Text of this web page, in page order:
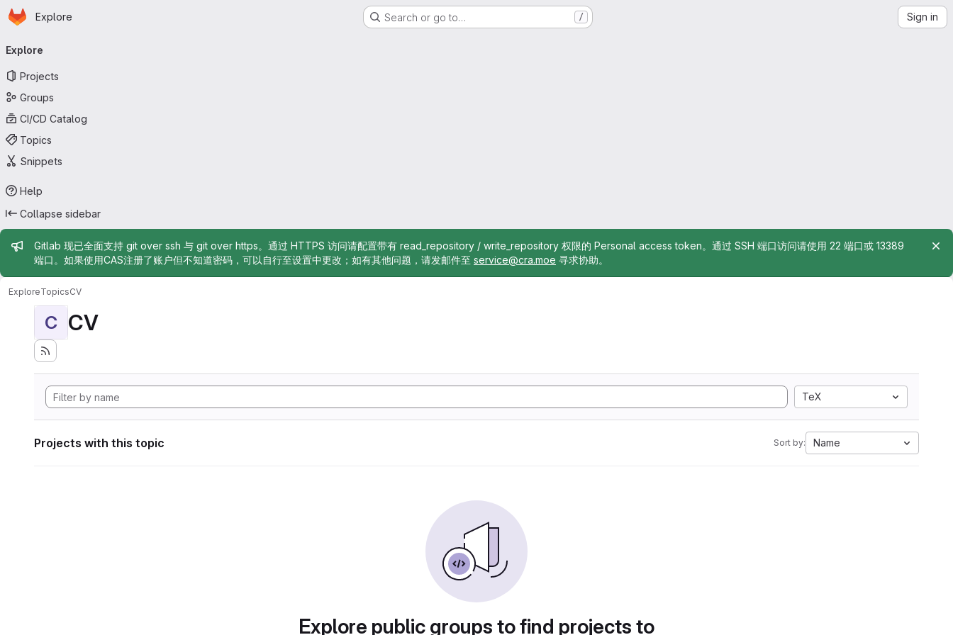
Skip to main content
Homepage
Explore Search or go to… / Sign in
navigation
Explore
Projects
Groups
CI/CD Catalog
Topics
Snippets
Help
Collapse sidebar
Admin message
Gitlab 现已全面支持 git over ssh 与 git over https。通过 HTTPS 访问请配置带有 read_repository / write_repository 权限的 Personal access token。通过 SSH 端口访问请使用 22 端口或 13389
端口。如果使用CAS注册了账户但不知道密码，可以自行至设置中更改；如有其他问题，请发邮件至 service@cra.moe 寻求协助。
ExploreTopicsCV
C CV
TeX
Projects with this topic Sort by: Name
Explore public groups to find projects to